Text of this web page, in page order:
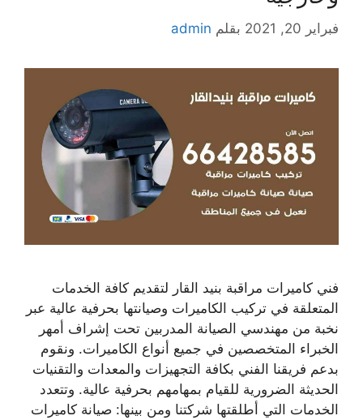
فبراير 20, 2021 بقلم admin
فني كاميرات مراقبة بنيد القار لتقديم كافة الخدمات
المتعلقة في تركيب الكاميرات وصيانتها بحرفية عالية عبر
نخبة من مهندسي الصيانة المدربين تحت إشراف أمهر
الخبراء المتخصصين في جميع أنواع الكاميرات. ونقوم
بدعم فريقنا الفني بكافة التجهيزات والمعدات والتقنيات
الحديثة الضرورية للقيام بمهامهم بحرفية عالية. وتتعدد
الخدمات التي أطلقتها شركتنا ومن بينها: صيانة كاميرات